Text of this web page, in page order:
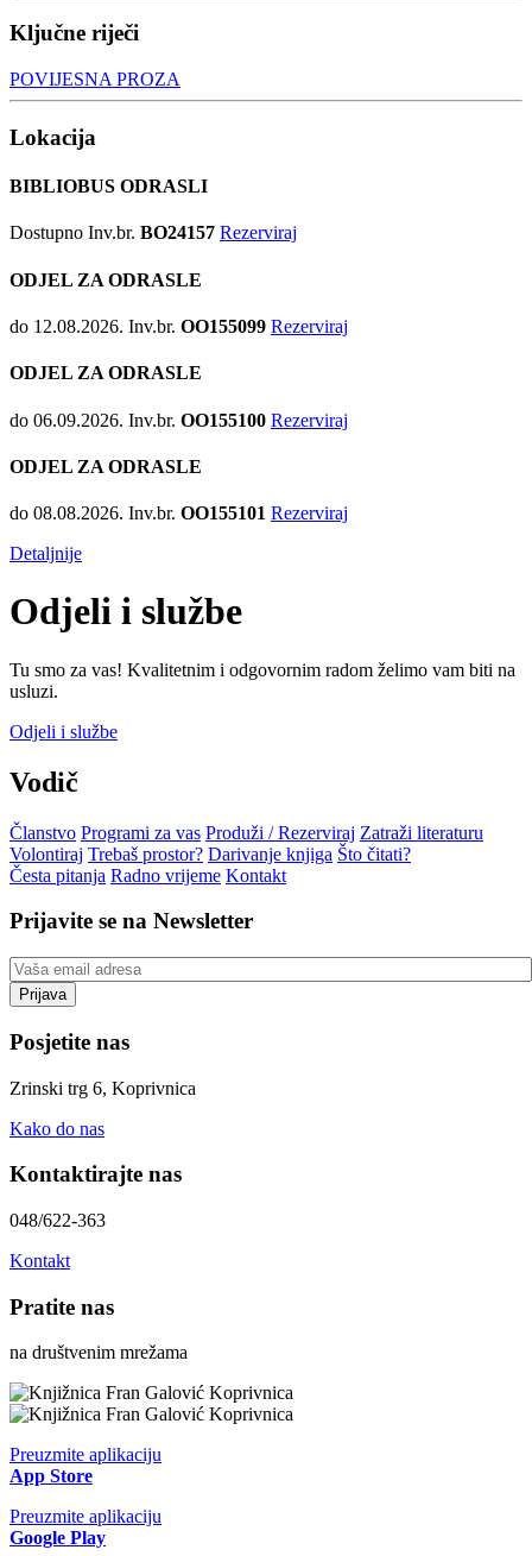
Ključne riječi
POVIJESNA PROZA
Lokacija
BIBLIOBUS ODRASLI
Dostupno Inv.br. BO24157 Rezerviraj
ODJEL ZA ODRASLE
do 12.08.2026. Inv.br. OO155099 Rezerviraj
ODJEL ZA ODRASLE
do 06.09.2026. Inv.br. OO155100 Rezerviraj
ODJEL ZA ODRASLE
do 08.08.2026. Inv.br. OO155101 Rezerviraj
Detaljnije
Odjeli i službe
Tu smo za vas! Kvalitetnim i odgovornim radom želimo vam biti na
usluzi.
Odjeli i službe
Vodič
Članstvo Programi za vas Produži / Rezerviraj Zatraži literaturu
Volontiraj Trebaš prostor? Darivanje knjiga Što čitati?
Česta pitanja Radno vrijeme Kontakt
Prijavite se na Newsletter
Posjetite nas
Zrinski trg 6, Koprivnica
Kako do nas
Kontaktirajte nas
048/622-363
Kontakt
Pratite nas
na društvenim mrežama
Preuzmite aplikaciju
App Store
Preuzmite aplikaciju
Google Play